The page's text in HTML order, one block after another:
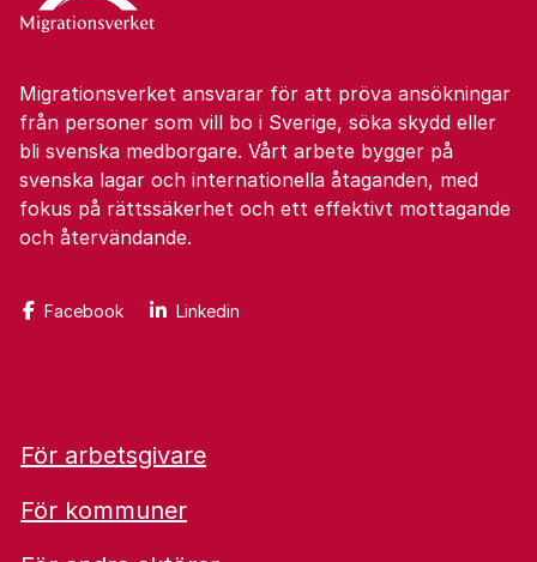
Migrationsverket ansvarar för att pröva ansökningar
från personer som vill bo i Sverige, söka skydd eller
bli svenska medborgare. Vårt arbete bygger på
svenska lagar och internationella åtaganden, med
fokus på rättssäkerhet och ett effektivt mottagande
och återvändande.
Facebook Linkedin
För arbetsgivare
För kommuner